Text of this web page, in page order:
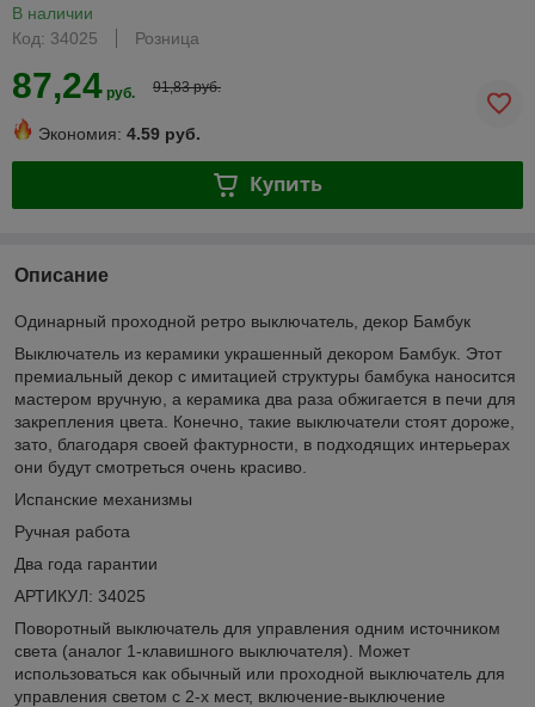
В наличии
Код: 34025
Розница
87,24 руб. 91,83 руб.
Экономия: 4.59 руб.
Купить
Описание
Одинарный проходной ретро выключатель, декор Бамбук
Выключатель из керамики украшенный декором Бамбук. Этот
премиальный декор с имитацией структуры бамбука наносится
мастером вручную, а керамика два раза обжигается в печи для
закрепления цвета. Конечно, такие выключатели стоят дороже,
зато, благодаря своей фактурности, в подходящих интерьерах
они будут смотреться очень красиво.
Испанские механизмы
Ручная работа
Два года гарантии
АРТИКУЛ: 34025
Поворотный выключатель для управления одним источником
света (аналог 1-клавишного выключателя). Может
использоваться как обычный или проходной выключатель для
управления светом с 2-х мест, включение-выключение